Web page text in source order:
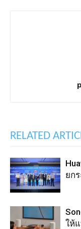
RELATED
ยก
ให้